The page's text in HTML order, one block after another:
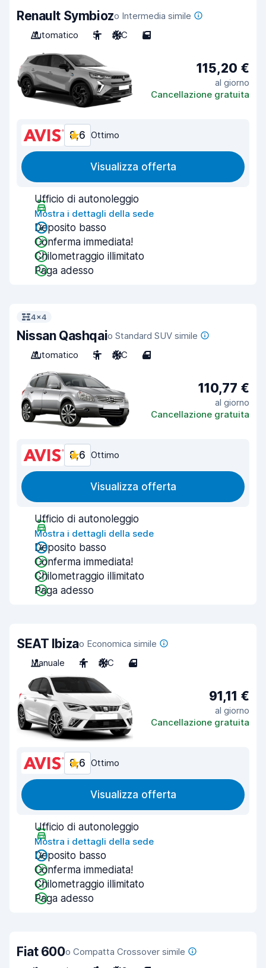
Renault Symbiozo Intermedia simile
Automatico
5 A/C 5
115,20 €
al giorno
Cancellazione gratuita
8,6 Ottimo
Visualizza offerta
Ufficio di autonoleggio
Mostra i dettagli della sede
Deposito basso
Conferma immediata!
Chilometraggio illimitato
Paga adesso
4x4
Nissan Qashqaio Standard SUV simile
Automatico
5 A/C 4
110,77 €
al giorno
Cancellazione gratuita
8,6 Ottimo
Visualizza offerta
Ufficio di autonoleggio
Mostra i dettagli della sede
Deposito basso
Conferma immediata!
Chilometraggio illimitato
Paga adesso
SEAT Ibizao Economica simile
Manuale
4 A/C 4
91,11 €
al giorno
Cancellazione gratuita
8,6 Ottimo
Visualizza offerta
Ufficio di autonoleggio
Mostra i dettagli della sede
Deposito basso
Conferma immediata!
Chilometraggio illimitato
Paga adesso
Fiat 600o Compatta Crossover simile